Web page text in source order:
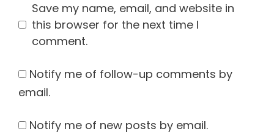
Save my name, email, and website in
this browser for the next time I
comment.
Notify me of follow-up comments by
email.
Notify me of new posts by email.